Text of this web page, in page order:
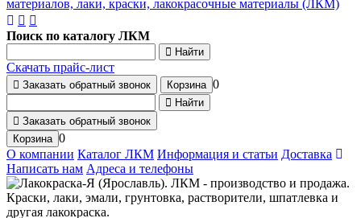
Поиск по каталогу ЛКМ
Найти
Скачать прайс-лист
Заказать обратный звонок Корзина 0
Найти
Заказать обратный звонок
Корзина 0
О компании Каталог ЛКМ Информация и статьи Доставка
Написать нам Адреса и телефоны